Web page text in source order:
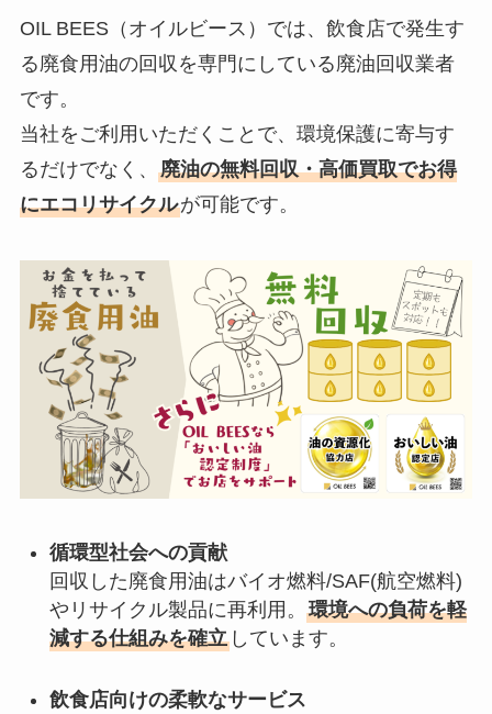
OIL BEES（オイルビース）では、飲食店で発生す
る廃食用油の回収を専門にしている廃油回収業者
です。
当社をご利用いただくことで、環境保護に寄与す
るだけでなく、 廃油の無料回収・高価買取でお得
にエコリサイクルが可能です。
循環型社会への貢献
回収した廃食用油はバイオ燃料/SAF(航空燃料)
やリサイクル製品に再利用。 環境への負荷を軽
減する仕組みを確立しています。
飲食店向けの柔軟なサービス